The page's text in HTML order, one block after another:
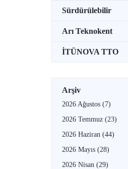
Sürdürülebilir
Arı Teknokent
İTÜNOVA TTO
Arşiv
2026 Ağustos (7)
2026 Temmuz (23)
2026 Haziran (44)
2026 Mayıs (28)
2026 Nisan (29)